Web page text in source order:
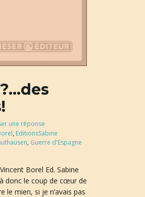
une réponse
, EditionsSabine
, Guerre d'Espagne
Borel Ed. Sabine
donc le coup de cœur de
le mien, si je n’avais pas